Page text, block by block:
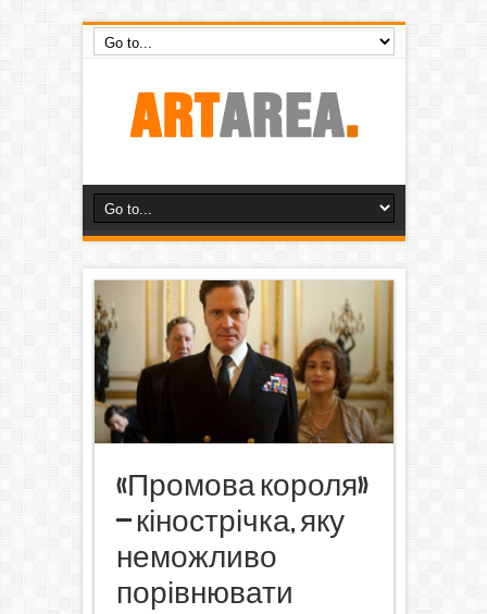
«Промова короля»
– кінострічка, яку
неможливо
порівнювати